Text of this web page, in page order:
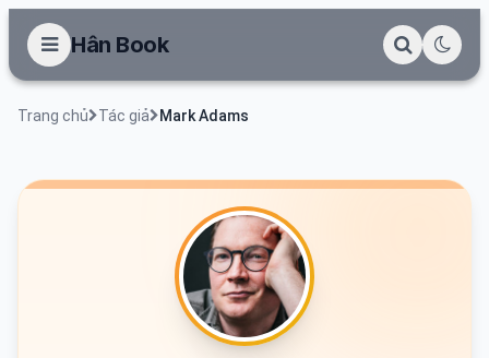
Hân Book
Trang chủ Tác giả Mark Adams